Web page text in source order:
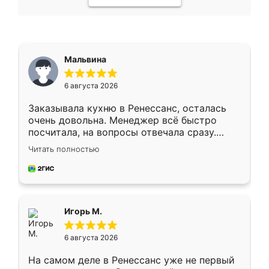
Мальвина
6 августа 2026
Заказывала кухню в Ренессанс, осталась
очень довольна. Менеджер всё быстро
посчитала, на вопросы отвечала сразу.
Замерщик приехал в субботу, подошёл к
делу со всей ответственностью. Собрали
за день, ребята работали аккуратно, даже
Читать полностью
Игорь М.
6 августа 2026
На самом деле в Ренессанс уже не первый